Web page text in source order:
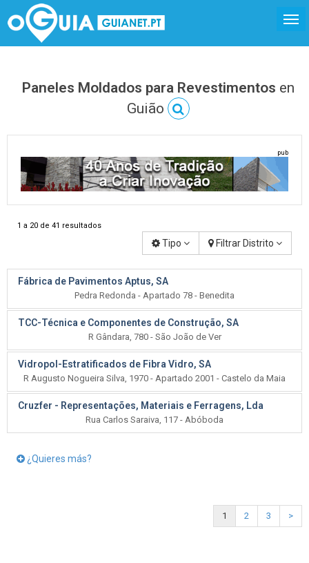
Paneles Moldados para Revestimentos en
Guião
pub
1 a 20 de 41 resultados
Tipo Filtrar Distrito
Fábrica de Pavimentos Aptus, SA
Pedra Redonda - Apartado 78 - Benedita
TCC-Técnica e Componentes de Construção, SA
R Gândara, 780 - São João de Ver
Vidropol-Estratificados de Fibra Vidro, SA
R Augusto Nogueira Silva, 1970 - Apartado 2001 - Castelo da Maia
Cruzfer - Representações, Materiais e Ferragens, Lda
Rua Carlos Saraiva, 117 - Abóboda
¿Quieres más?
1 2 3 >